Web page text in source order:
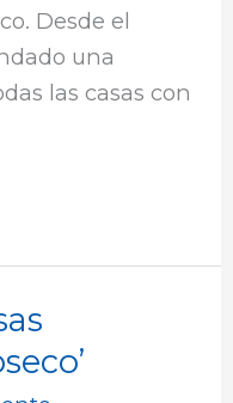
Desde el
una
las casas con